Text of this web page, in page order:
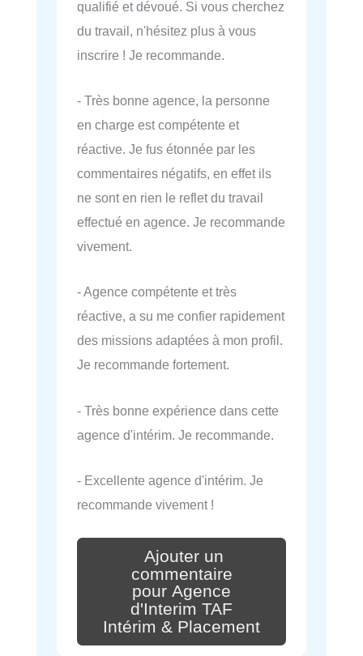
qualifié et dévoué. Si vous cherchez
du travail, n'hésitez plus à vous
inscrire ! Je recommande.
- Très bonne agence, la personne
en charge est compétente et
réactive. Je fus étonnée par les
commentaires négatifs, en effet ils
ne sont en rien le reflet du travail
effectué en agence. Je recommande
vivement.
- Agence compétente et très
réactive, a su me confier rapidement
des missions adaptées à mon profil.
Je recommande fortement.
- Très bonne expérience dans cette
agence d'intérim. Je recommande.
- Excellente agence d'intérim. Je
recommande vivement !
Ajouter un
commentaire
pour Agence
d'Interim TAF
Intérim & Placement